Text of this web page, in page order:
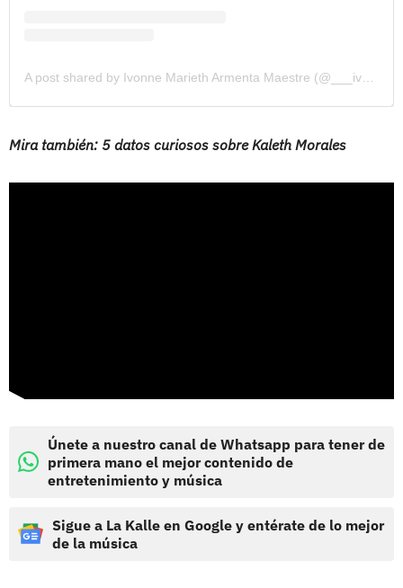
Mira también: 5 datos curiosos sobre Kaleth Morales
Únete a nuestro canal de Whatsapp para tener de
primera mano el mejor contenido de
entretenimiento y música
Sigue a La Kalle en Google y entérate de lo mejor
de la música